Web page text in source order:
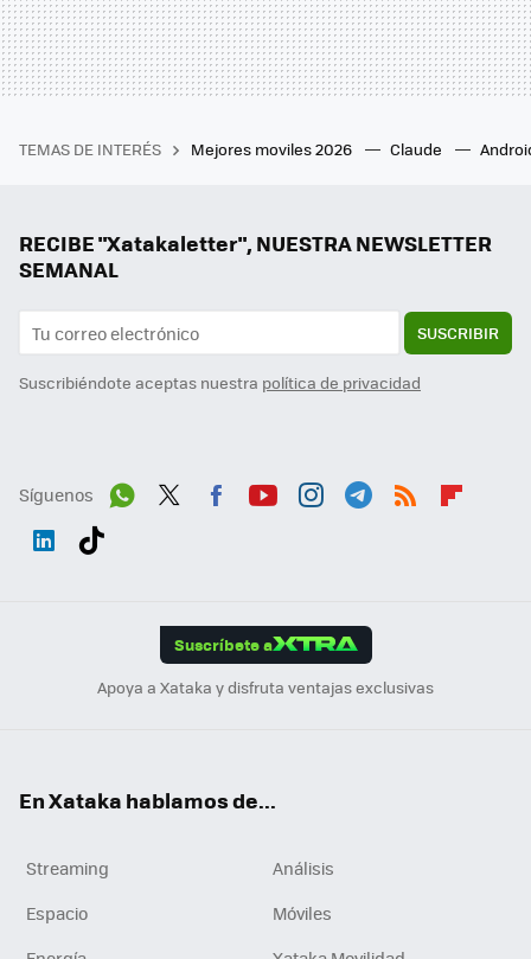
TEMAS DE INTERÉS Mejores moviles 2026 Claude
RECIBE "Xatakaletter", NUESTRA NEWSLETTER
SEMANAL
SUSCRIBIR
Suscribiéndote aceptas nuestra política de privacidad
Síguenos
Suscríbete a
Apoya a Xataka y disfruta ventajas exclusivas
En Xataka hablamos de...
Streaming
Análisis
Espacio
Móviles